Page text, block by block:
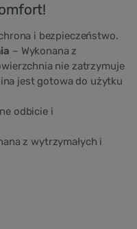
i bezpieczeństwo.
– Wykonana z
nie zatrzymuje
jest gotowa do użytku
odbicie i
z wytrzymałych i